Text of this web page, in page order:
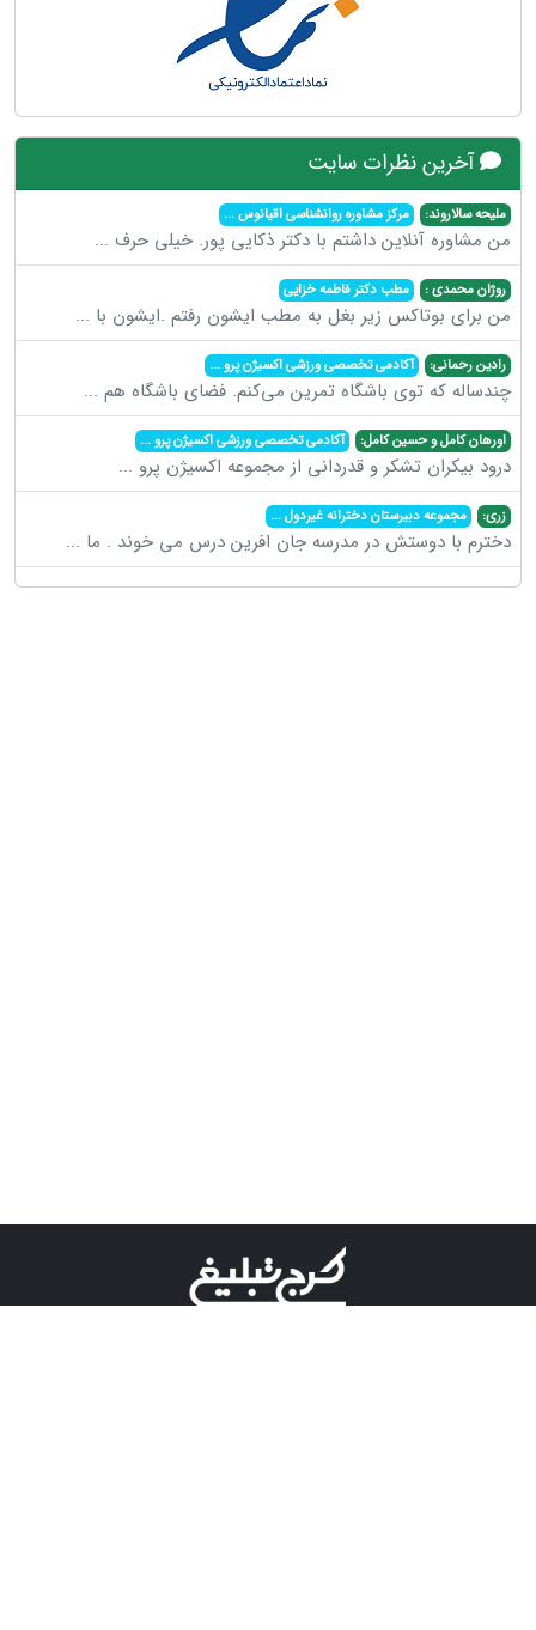
آخرین نظرات سایت
ملیحه سالاروند: مرکز مشاوره روانشناسی اقیانوس...
من مشاوره آنلاین داشتم با دکتر ذکایی پور. خیلی حرف ...
روژان محمدی : مطب دکتر فاطمه خزایی
من برای بوتاکس زیر بغل به مطب ایشون رفتم .ایشون با ...
رادین رحمانی: آکادمی تخصصی ورزشی اکسیژن پرو...
چندساله که توی باشگاه تمرین می‌کنم. فضای باشگاه هم ...
اورهان کامل و حسین کامل: آکادمی تخصصی ورزشی اکسیژن پرو...
درود بیکران تشکر و قدردانی از مجموعه اکسیژن پرو ...
زری: مجموعه دبیرستان دخترانه غیردول...
دخترم با دوستش در مدرسه جان افرین درس می خوند . ما ...